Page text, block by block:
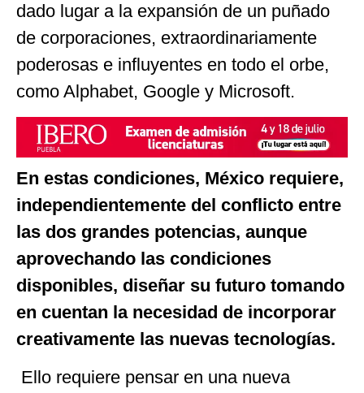
dado lugar a la expansión de un puñado
de corporaciones, extraordinariamente
poderosas e influyentes en todo el orbe,
como Alphabet, Google y Microsoft.
En estas condiciones, México requiere,
independientemente del conflicto entre
las dos grandes potencias, aunque
aprovechando las condiciones
disponibles, diseñar su futuro tomando
en cuentan la necesidad de incorporar
creativamente las nuevas tecnologías.
Ello requiere pensar en una nueva